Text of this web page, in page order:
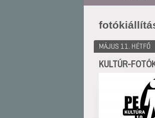
MÁJUS 11. HÉTFŐ
KULTÚR-